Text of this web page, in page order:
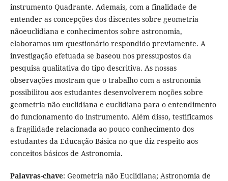
instrumento Quadrante. Ademais, com a finalidade de
entender as concepções dos discentes sobre geometria
nãoeuclidiana e conhecimentos sobre astronomia,
elaboramos um questionário respondido previamente. A
investigação efetuada se baseou nos pressupostos da
pesquisa qualitativa do tipo descritiva. As nossas
observações mostram que o trabalho com a astronomia
possibilitou aos estudantes desenvolverem noções sobre
geometria não euclidiana e euclidiana para o entendimento
do funcionamento do instrumento. Além disso, testificamos
a fragilidade relacionada ao pouco conhecimento dos
estudantes da Educação Básica no que diz respeito aos
conceitos básicos de Astronomia.
Palavras-chave: Geometria não Euclidiana; Astronomia de